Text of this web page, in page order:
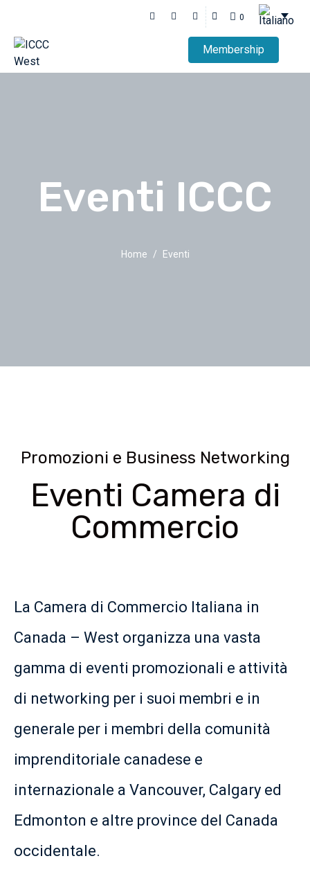
0
Membership
Eventi ICCC
Home Eventi
Promozioni e Business Networking
Eventi Camera di
Commercio
La Camera di Commercio Italiana in
Canada – West organizza una vasta
gamma di eventi promozionali e attività
di networking per i suoi membri e in
generale per i membri della comunità
imprenditoriale canadese e
internazionale a Vancouver, Calgary ed
Edmonton e altre province del Canada
occidentale.